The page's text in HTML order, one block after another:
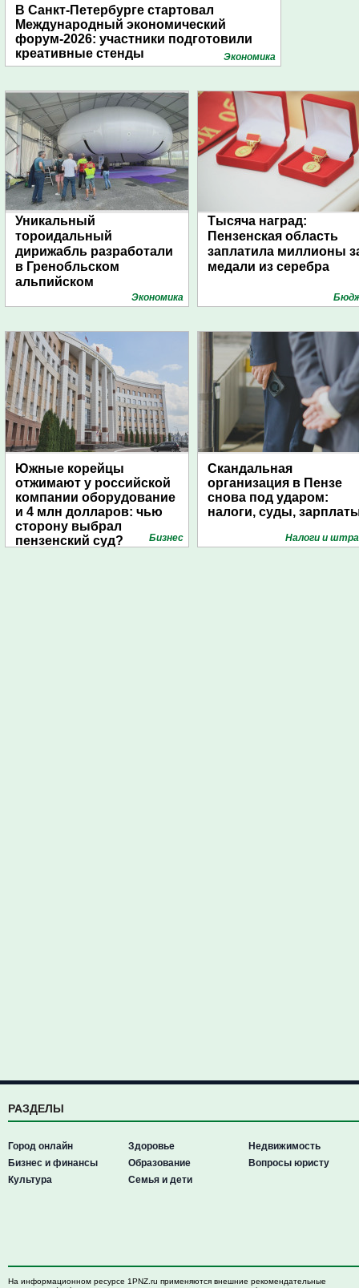
В Санкт-Петербурге стартовал
Международный экономический
форум-2026: участники подготовили
креативные стенды
Экономика
Уникальный
тороидальный
дирижабль разработали
в Гренобльском
альпийском
Экономика
Тысяча наград:
Пензенская область
заплатила миллионы
медали из серебра
Южные корейцы
отжимают у российской
компании оборудование
и 4 млн долларов: чью
сторону выбрал
пензенский суд?
Бизнес
Скандальная
организация в Пензе
снова под ударом:
налоги, суды,
Налоги и
РАЗДЕЛЫ
Город онлайн
Бизнес и финансы
Культура
Здоровье
Образование
Семья и дети
Недвижимость
Вопросы юристу
На информационном ресурсе 1PNZ.ru применяются внешние рекомендательные